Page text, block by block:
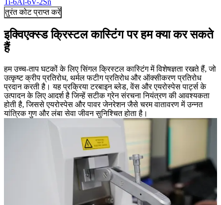
Ti-6Al-6V-2Sn
तुरंत कोट प्राप्त करें
इक्विएक्स्ड क्रिस्टल कास्टिंग पर हम क्या कर सकते
हैं
हम उच्च-ताप घटकों के लिए सिंगल क्रिस्टल कास्टिंग में विशेषज्ञता रखते हैं, जो
उत्कृष्ट क्रीप प्रतिरोध, थर्मल फटीग प्रतिरोध और ऑक्सीकरण प्रतिरोध
प्रदान करती है। यह प्रक्रिया टरबाइन ब्लेड, वेंस और एयरोस्पेस पार्ट्स के
उत्पादन के लिए आदर्श है जिन्हें सटीक ग्रेन संरचना नियंत्रण की आवश्यकता
होती है, जिससे एयरोस्पेस और पावर जेनरेशन जैसे चरम वातावरण में उन्नत
यांत्रिक गुण और लंबा सेवा जीवन सुनिश्चित होता है।